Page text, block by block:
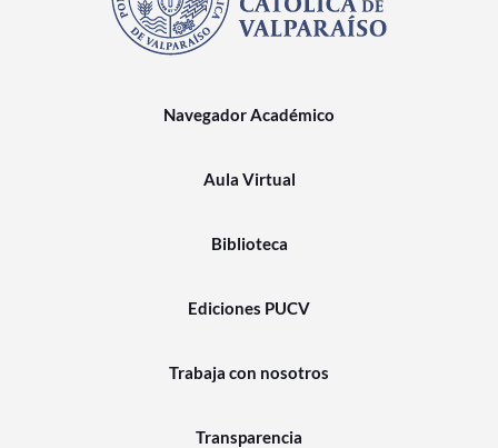
Navegador Académico
Aula Virtual
Biblioteca
Ediciones PUCV
Trabaja con nosotros
Transparencia